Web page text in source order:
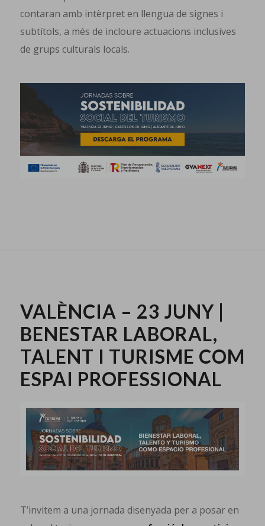
contaran amb intèrpret en llengua de signes i
subtítols, a més de incloure actuacions inclusives
de grups culturals locals.
VALÈNCIA – 23 JUNY |
BENESTAR LABORAL,
TALENT I TURISME COM
ESPAI PROFESSIONAL
T’invitem a una jornada disenyada per a posar en